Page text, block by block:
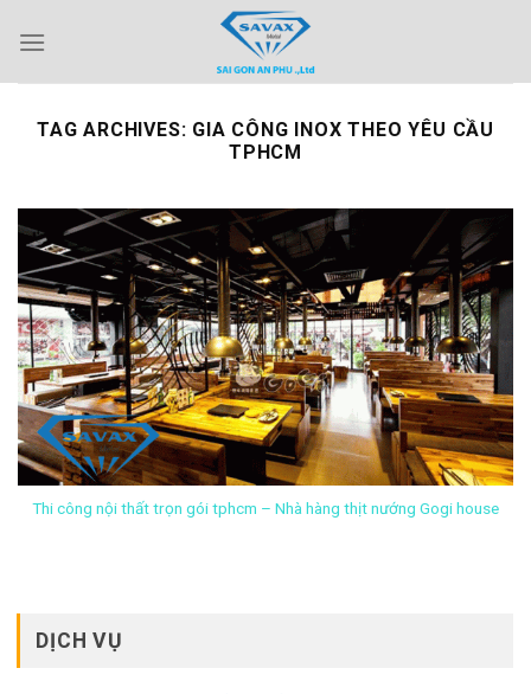
TAG ARCHIVES: GIA CÔNG INOX THEO YÊU CẦU
TPHCM
Thi công nội thất trọn gói tphcm – Nhà hàng thịt nướng Gogi house
DỊCH VỤ